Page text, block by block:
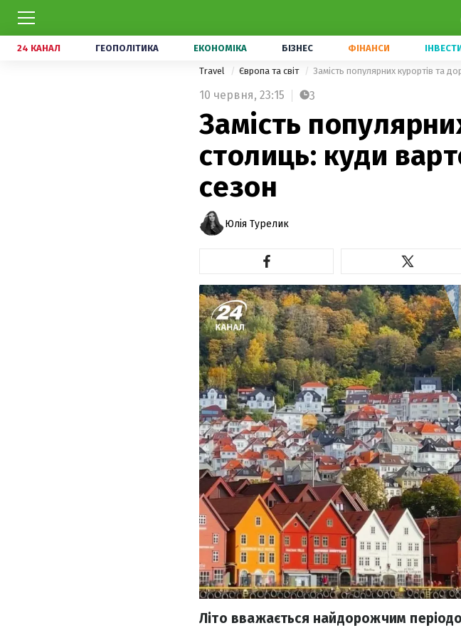
24 КАНАЛ ГЕОПОЛІТИКА ЕКОНОМІКА БІЗНЕС ФІНАНСИ
Travel Європа та світ Замість популярних курортів та
10 червня, 23:15 3
Замість
столиць: куди
сезон
Юлія Турелик
Літо вважається найдорожчим